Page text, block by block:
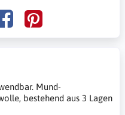
Mund-
bestehend aus 3 Lagen